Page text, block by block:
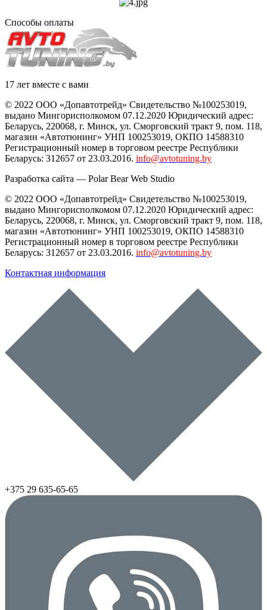
Способы оплаты
17 лет вместе с вами
© 2022 ООО «Допавтотрейд» Свидетельство №100253019,
выдано Мингорисполкомом 07.12.2020 Юридический адрес:
Беларусь, 220068, г. Минск, ул. Сморговский тракт 9, пом. 118,
магазин «Автотюнинг» УНП 100253019, ОКПО 14588310
Регистрационный номер в торговом реестре Республики
Беларусь: 312657 от 23.03.2016. info@avtotuning.by
Разработка сайта — Polar Bear Web Studio
© 2022 ООО «Допавтотрейд» Свидетельство №100253019,
выдано Мингорисполкомом 07.12.2020 Юридический адрес:
Беларусь, 220068, г. Минск, ул. Сморговский тракт 9, пом. 118,
магазин «Автотюнинг» УНП 100253019, ОКПО 14588310
Регистрационный номер в торговом реестре Республики
Беларусь: 312657 от 23.03.2016. info@avtotuning.by
Контактная информация
+375 29 635-65-65